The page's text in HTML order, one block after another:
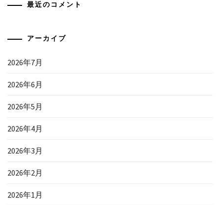
最近のコメント
アーカイブ
2026年7月
2026年6月
2026年5月
2026年4月
2026年3月
2026年2月
2026年1月